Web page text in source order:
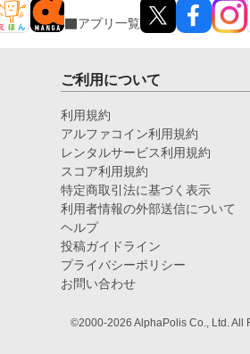
アプリ一覧
ご利用について
利用規約
アルファコイン利用規約
レンタルサービス利用規約
スコア利用規約
特定商取引法に基づく表示
利用者情報の外部送信について
ヘルプ
投稿ガイドライン
プライバシーポリシー
お問い合わせ
©2000-2026 AlphaPolis Co., Ltd. All